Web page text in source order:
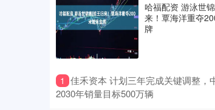
哈福配资 游泳世
来！覃海洋重夺
牌
1 佳禾资本 计划三年完成关键调整，
2030年销量目标500万辆